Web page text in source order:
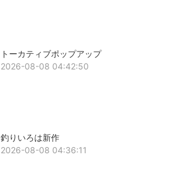
トーカティブポップアップ
2026-08-08 04:42:50
釣りいろは新作
2026-08-08 04:36:11